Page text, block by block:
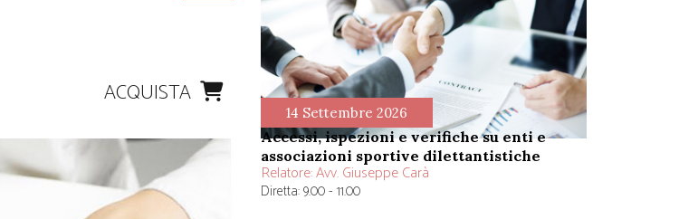
ACQUISTA
14 Settembre 2026
accessi, ispezioni e verifiche su enti e
associazioni sportive dilettantistiche
Relatore:Avv. Giuseppe Carà
Diretta: 9.00 - 11.00